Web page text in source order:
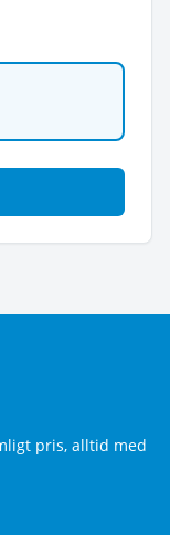
pris, alltid med